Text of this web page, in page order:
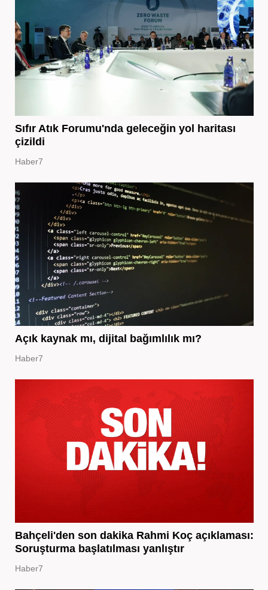
Sıfır Atık Forumu'nda geleceğin yol haritası
çizildi
Haber7
Açık kaynak mı, dijital bağımlılık mı?
Haber7
Bahçeli'den son dakika Rahmi Koç açıklaması:
Soruşturma başlatılması yanlıştır
Haber7